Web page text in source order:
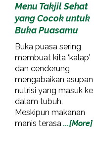
Menu Takjil Sehat
yang Cocok untuk
Buka Puasamu
Buka puasa sering
membuat kita ‘kalap’
dan cenderung
mengabaikan asupan
nutrisi yang masuk ke
dalam tubuh.
Meskipun makanan
manis terasa ...[More]